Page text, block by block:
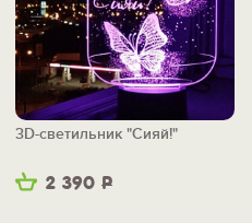
2 390 Р
3D-светильник "Сияй!"